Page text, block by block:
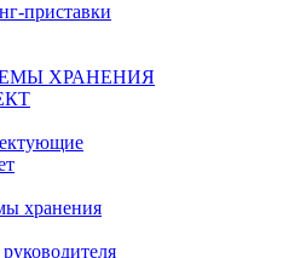
приставки
ХРАНЕНИЯ
хранения